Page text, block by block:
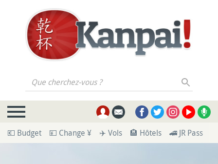
Que cherchez-vous ?
💶 Budget 💴 Change ¥ ✈️ Vols 🏨 Hôtels 🚄 JR Pass